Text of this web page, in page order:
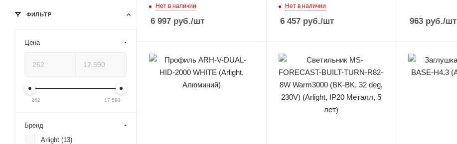
Нет в наличии
6 997 руб./шт
Нет в наличии
6 457руб./шт 963руб./шт
ФИЛЬТР
Цена
262 17 590
Бренд
Arlight (13)